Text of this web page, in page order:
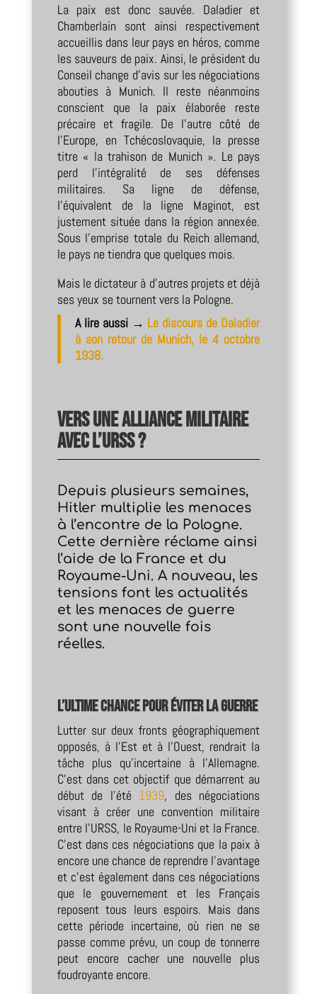
La paix est donc sauvée. Daladier et
Chamberlain sont ainsi respectivement
accueillis dans leur pays en héros, comme
les sauveurs de paix. Ainsi, le président du
Conseil change d’avis sur les négociations
abouties à Munich. Il reste néanmoins
conscient que la paix élaborée reste
précaire et fragile. De l’autre côté de
l’Europe, en Tchécoslovaquie, la presse
titre « la trahison de Munich ». Le pays
perd l’intégralité de ses défenses
militaires. Sa ligne de défense,
l’équivalent de la ligne Maginot, est
justement située dans la région annexée.
Sous l’emprise totale du Reich allemand,
le pays ne tiendra que quelques mois.
Mais le dictateur à d’autres projets et déjà
ses yeux se tournent vers la Pologne.
A lire aussi → Le discours de Daladier
à son retour de Munich, le 4 octobre
1938.
Vers une alliance militaire
avec l’URSS ?
Depuis plusieurs semaines,
Hitler multiplie les menaces
à l’encontre de la Pologne.
Cette dernière réclame ainsi
l’aide de la France et du
Royaume-Uni. A nouveau, les
tensions font les actualités
et les menaces de guerre
sont une nouvelle fois
réelles.
L’ultime chance pour éviter la guerre
Lutter sur deux fronts géographiquement
opposés, à l’Est et à l’Ouest, rendrait la
tâche plus qu’incertaine à l’Allemagne.
C’est dans cet objectif que démarrent au
début de l’été 1939, des négociations
visant à créer une convention militaire
entre l’URSS, le Royaume-Uni et la France.
C’est dans ces négociations que la paix à
encore une chance de reprendre l’avantage
et c’est également dans ces négociations
que le gouvernement et les Français
reposent tous leurs espoirs. Mais dans
cette période incertaine, où rien ne se
passe comme prévu, un coup de tonnerre
peut encore cacher une nouvelle plus
foudroyante encore.